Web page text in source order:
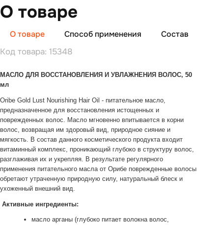
О товаре
О товаре Способ применения Состав
Код товара: 15348
МАСЛО ДЛЯ ВОССТАНОВЛЕНИЯ И УВЛАЖНЕНИЯ ВОЛОС, 50
мл
Oribe Gold Lust Nourishing Hair Oil - питательное масло,
предназначенное для восстановления истощенных и
поврежденных волос. Масло мгновенно впитывается в корни
волос, возвращая им здоровый вид, природное сияние и
мягкость. В состав данного косметического продукта входит
витаминный комплекс, проникающий глубоко в структуру волос,
разглаживая их и укрепляя. В результате регулярного
применения питательного масла от Орибе поврежденные волосы
обретают утраченную природную силу, натуральный блеск и
ухоженный внешний вид.
Активные ингредиенты:
масло арганы (глубоко питает волокна волос,